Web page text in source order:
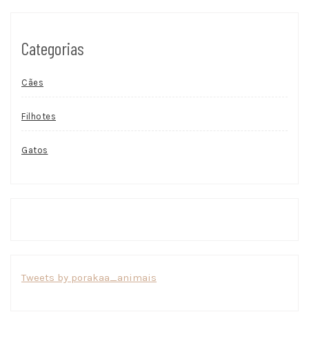
Categorias
Cães
Filhotes
Gatos
Tweets by porakaa_animais